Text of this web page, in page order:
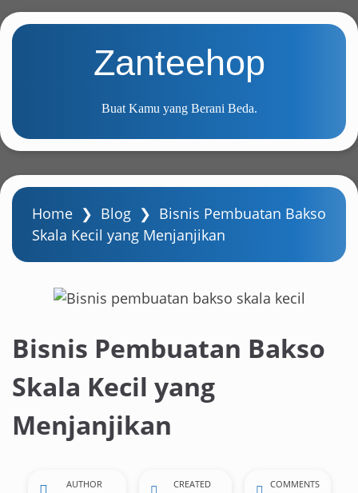
k
m
i
Zanteehop
Buat Kamu yang Berani Beda.
Home ❯ Blog ❯ Bisnis Pembuatan Bakso
Skala Kecil yang Menjanjikan
Bisnis Pembuatan Bakso
Skala Kecil yang
Menjanjikan
AUTHOR CREATED COMMENTS